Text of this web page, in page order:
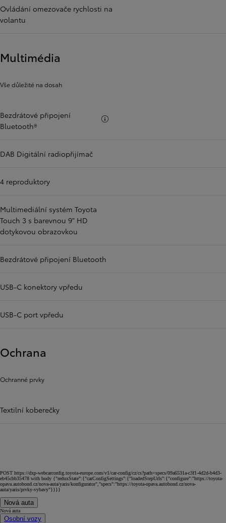
Ovládání omezovače rychlosti na
volantu
Multimédia
Vše důležité na dosah
Bezdrátové připojení
Bluetooth®
DAB Digitální radiopřijímač
4 reproduktory
Multimediální systém Toyota
Touch 3 s barevnou 9" HD
dotykovou obrazovkou
Bezdrátové připojení Bluetooth
USB-C konektory vpředu
USB-C port vpředu
Ochrana
Ochranné prvky
Textilní koberečky
POST https://dxp-webcarconfig.toyota-europe.com/v1/car-config/cz/cs?path=specs/09a6531a-c3f1-4d2d-b4d3-
eb45cbb35478 with body {"reduxState":{"carConfigSettings":{"loadedStepUrls":{"configure":"https://toyota-
opava.autobond.cz/nova-auta/yaris/konfigurator","specs":"https://toyota-opava.autobond.cz/nova-
auta/yaris/prvky-vybavy"}}}}
Nová auta
Nová auta
Osobní vozy